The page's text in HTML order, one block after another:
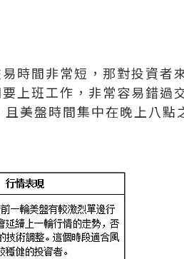
時間非常短，那對投資者
上班工作，非常容易錯過
美盤時間集中在晚上八點